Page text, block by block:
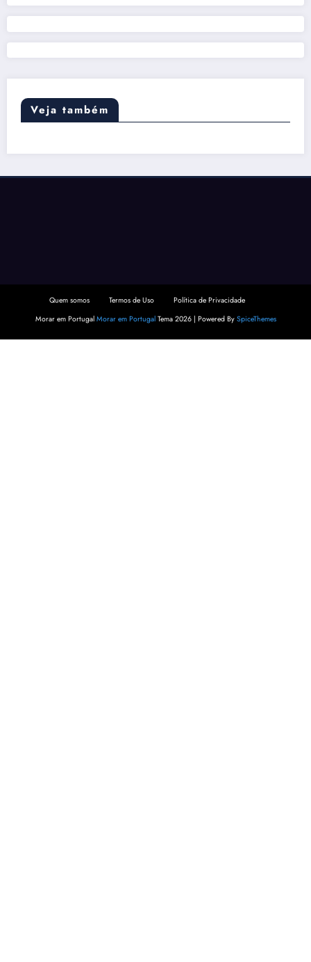
Veja também
Quem somos Termos de Uso
Política de Privacidade
Morar em Portugal Morar em PortugalTema 2026 | Powered By SpiceThemes